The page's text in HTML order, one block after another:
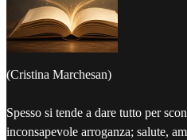
(Cristina Marchesan)
Spesso si tende a dare tutto per
inconsapevole arroganza; salute,